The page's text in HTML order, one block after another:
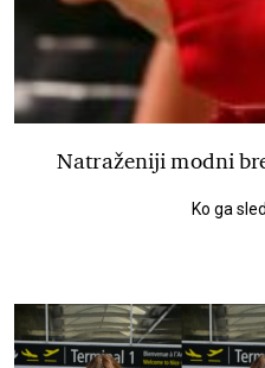
Natraženiji modni
Ko ga